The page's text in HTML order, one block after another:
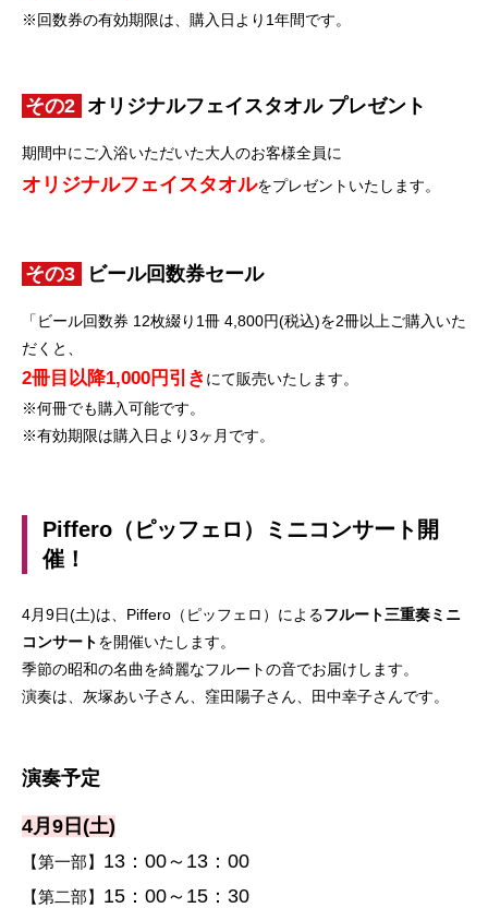
※回数券の有効期限は、購入日より1年間です。
その2 オリジナルフェイスタオル プレゼント
期間中にご入浴いただいた大人のお客様全員に
オリジナルフェイスタオルをプレゼントいたします。
その3 ビール回数券セール
「ビール回数券 12枚綴り1冊 4,800円(税込)を2冊以上ご購入いた
だくと、
2冊目以降1,000円引き にて販売いたします。
※何冊でも購入可能です。
※有効期限は購入日より3ヶ月です。
Piffero（ピッフェロ）ミニコンサート開
催！
4月9日(土)は、Piffero（ピッフェロ）によるフルート三重奏ミニ
コンサートを開催いたします。
季節の昭和の名曲を綺麗なフルートの音でお届けします。
演奏は、灰塚あい子さん、窪田陽子さん、田中幸子さんです。
演奏予定
4月9日(土)
【第一部】 13：00～13：00
【第二部】 15：00～15：30